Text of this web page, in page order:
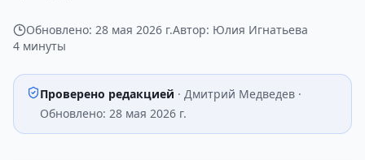
Обновлено: 28 мая 2026 г.Автор: Юлия Игнатьева
4 минуты
Проверено редакцией · Дмитрий Медведев ·
Обновлено: 28 мая 2026 г.